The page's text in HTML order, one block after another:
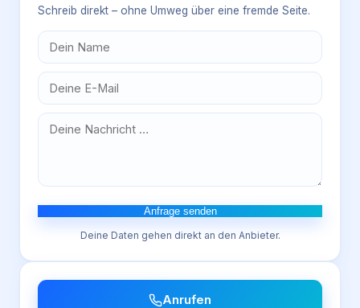
Schreib direkt – ohne Umweg über eine fremde Seite.
Anfrage senden
Deine Daten gehen direkt an den Anbieter.
Anrufen